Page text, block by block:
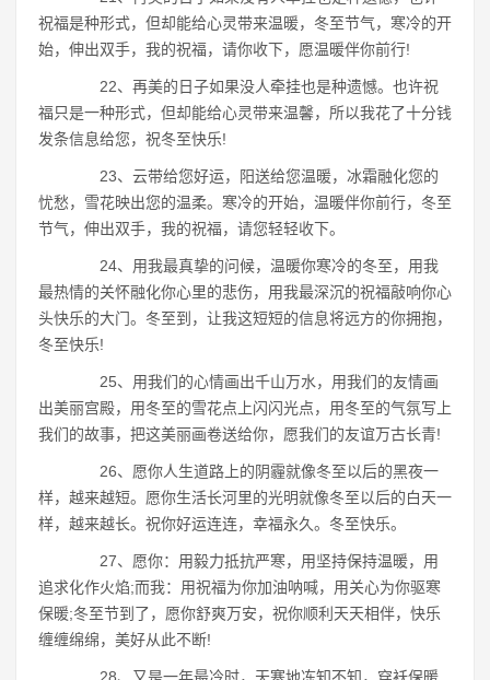
祝福是种形式，但却能给心灵带来温暖，冬至节气，寒冷的开
始，伸出双手，我的祝福，请你收下，愿温暖伴你前行!
22、再美的日子如果没人牵挂也是种遗憾。也许祝
福只是一种形式，但却能给心灵带来温馨，所以我花了十分钱
发条信息给您，祝冬至快乐!
23、云带给您好运，阳送给您温暖，冰霜融化您的
忧愁，雪花映出您的温柔。寒冷的开始，温暖伴你前行，冬至
节气，伸出双手，我的祝福，请您轻轻收下。
24、用我最真挚的问候，温暖你寒冷的冬至，用我
最热情的关怀融化你心里的悲伤，用我最深沉的祝福敲响你心
头快乐的大门。冬至到，让我这短短的信息将远方的你拥抱，
冬至快乐!
25、用我们的心情画出千山万水，用我们的友情画
出美丽宫殿，用冬至的雪花点上闪闪光点，用冬至的气氛写上
我们的故事，把这美丽画卷送给你，愿我们的友谊万古长青!
26、愿你人生道路上的阴霾就像冬至以后的黑夜一
样，越来越短。愿你生活长河里的光明就像冬至以后的白天一
样，越来越长。祝你好运连连，幸福永久。冬至快乐。
27、愿你：用毅力抵抗严寒，用坚持保持温暖，用
追求化作火焰;而我：用祝福为你加油呐喊，用关心为你驱寒
保暖;冬至节到了，愿你舒爽万安，祝你顺利天天相伴，快乐
缠缠绵绵，美好从此不断!